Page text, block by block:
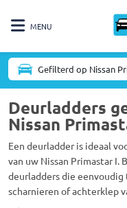
MENU
Gefilterd op Nissan
Deurladders
Nissan
Een deurladder is ideaal
van uw Nissan Primastar I.
deurladders die
scharnieren of achterklep